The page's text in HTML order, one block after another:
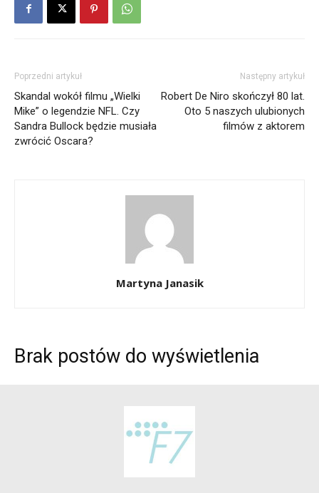
Poprzedni artykuł
Skandal wokół filmu „Wielki
Mike” o legendzie NFL. Czy
Sandra Bullock będzie musiała
zwrócić Oscara?
Następny artykuł
Robert De Niro skończył 80 lat.
Oto 5 naszych ulubionych
filmów z aktorem
Martyna Janasik
Brak postów do wyświetlenia